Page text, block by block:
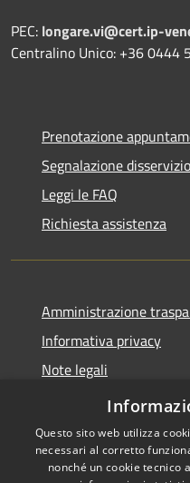
PEC: longare.vi@cert.ip-
Centralino Unico: +36 0444
Prenotazione
Segnalazione disservizio
Leggi le FAQ
Richiesta assistenza
Amministrazione
Informativa privacy
Note legali
Dichiarazione di
Questo sito web utilizza
necessari al corretto
nonché un cookie tecnico